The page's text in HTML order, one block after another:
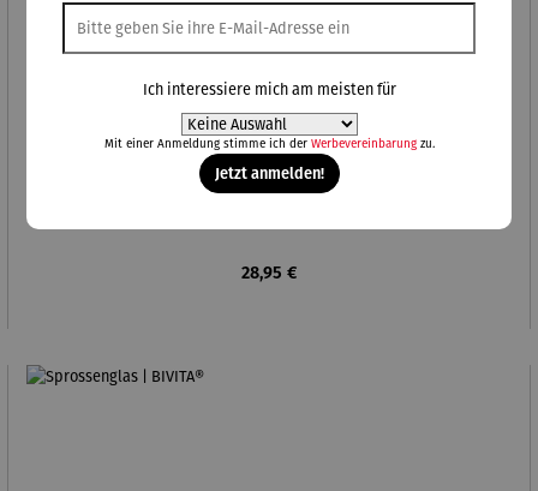
Regulärer Preis:
28,95 €
Ich interessiere mich am meisten für
Mit einer Anmeldung stimme ich der Werbevereinbarungzu.
Jetzt anmelden!